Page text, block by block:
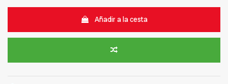
Añadir a la cesta